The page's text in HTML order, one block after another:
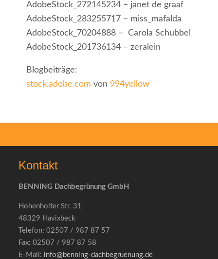
AdobeStock_272145234 – janet de graaf
AdobeStock_283255717 – miss_mafalda
AdobeStock_70204888 – Carola Schubbel
AdobeStock_201736134 – zeralein
Blogbeiträge:
stock.adobe.com von 994yellow
Kontakt
BENNING Dachbegrünung GmbH
Hohenholter Str. 31
48329 Havixbeck
Telefon: 02507 / 987 87 57
Fax: 02507 / 987 87 58
E-Mail: info@benning-dachbegruenung.de